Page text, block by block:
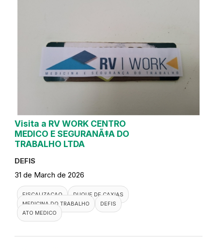
Visita a RV WORK CENTRO
MEDICO E SEGURANÃ‡A DO
TRABALHO LTDA
DEFIS
31 de March de 2026
FISCALIZACAO
DUQUE DE CAXIAS
MEDICINA DO TRABALHO
DEFIS
ATO MEDICO